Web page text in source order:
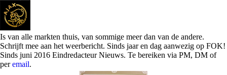
Is van alle markten thuis, van sommige meer dan van de andere.
Schrijft mee aan het weerbericht. Sinds jaar en dag aanwezig op FOK!
Sinds juni 2016 Eindredacteur Nieuws. Te bereiken via PM, DM of
peremail.